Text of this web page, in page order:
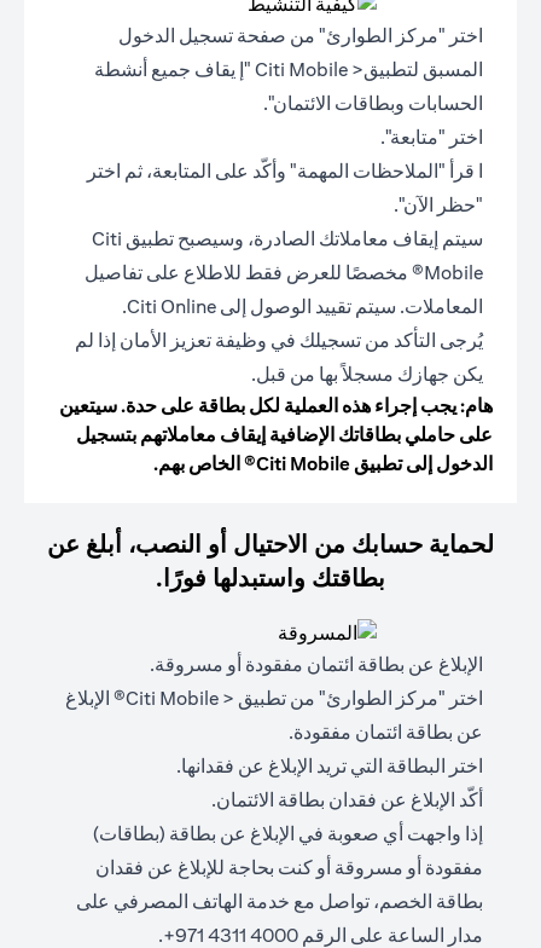
اختر "مركز الطوارئ" من صفحة تسجيل الدخول
المسبق لتطبيق< Citi Mobile "إ يقاف جميع أنشطة
الحسابات وبطاقات الائتمان".
اختر "متابعة".
ا قرأ "الملاحظات المهمة" وأكّد على المتابعة، ثم اختر
"حظر الآن".
سيتم إيقاف معاملاتك الصادرة، وسيصبح تطبيق Citi
Mobile® مخصصًا للعرض فقط للاطلاع على تفاصيل
المعاملات. سيتم تقييد الوصول إلى Citi Online.
يُرجى التأكد من تسجيلك في وظيفة تعزيز الأمان إذا لم
يكن جهازك مسجلاً بها من قبل.
هام: يجب إجراء هذه العملية لكل بطاقة على حدة. سيتعين
على حاملي بطاقاتك الإضافية إيقاف معاملاتهم بتسجيل
الدخول إلى تطبيق Citi Mobile® الخاص بهم.
لحماية حسابك من الاحتيال أو النصب، أبلغ عن
بطاقتك واستبدلها فورًا.
الإبلاغ عن بطاقة ائتمان مفقودة أو مسروقة.
اختر "مركز الطوارئ" من تطبيق < Citi Mobile® الإبلاغ
عن بطاقة ائتمان مفقودة.
اختر البطاقة التي تريد الإبلاغ عن فقدانها.
أكّد الإبلاغ عن فقدان بطاقة الائتمان.
إذا واجهت أي صعوبة في الإبلاغ عن بطاقة (بطاقات)
مفقودة أو مسروقة أو كنت بحاجة للإبلاغ عن فقدان
بطاقة الخصم، تواصل مع خدمة الهاتف المصرفي على
مدار الساعة على الرقم 4000 4311 971+.